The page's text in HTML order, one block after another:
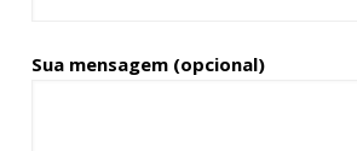
Sua mensagem (opcional)